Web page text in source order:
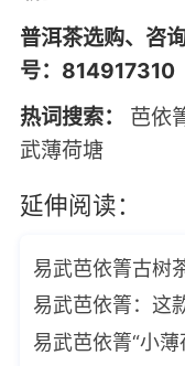
普洱茶选购、咨
号：814917310
热词搜索：
芭依
武薄荷塘
延伸阅读：
易武芭依箐“小薄